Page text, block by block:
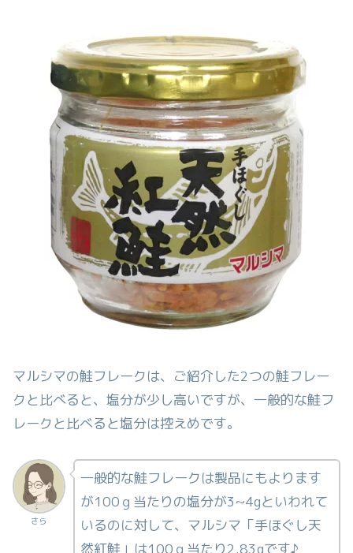
マルシマの鮭フレークは、ご紹介した2つの鮭フレー
クと比べると、塩分が少し高いですが、一般的な鮭フ
レークと比べると塩分は控えめです。
さら
一般的な鮭フレークは製品にもよります
が100ｇ当たりの塩分が3~4gといわれて
いるのに対して、マルシマ「手ほぐし天
然紅鮭」は100ｇ当たり2.83gです♪